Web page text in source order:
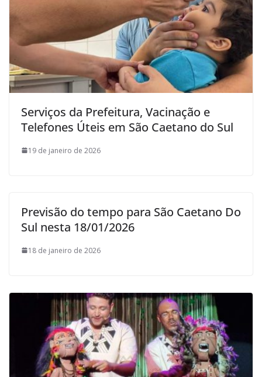
Serviços da Prefeitura, Vacinação e
Telefones Úteis em São Caetano do Sul
19 de janeiro de 2026
Previsão do tempo para São Caetano Do
Sul nesta 18/01/2026
18 de janeiro de 2026